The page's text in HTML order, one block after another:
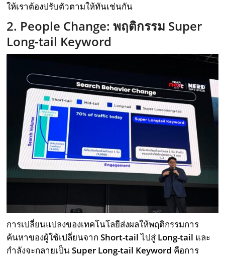
ให้เราต้องปรับตัวตามให้ทันเช่นกัน
2. People Change: พฤติกรรม Super
Long-tail Keyword
การเปลี่ยนแปลงของเทคโนโลยีส่งผลให้พฤติกรรมการ
ค้นหาของผู้ใช้เปลี่ยนจากShort-tailไปสู่ Long-tail และ
กำลังจะกลายเป็นSuper Long-tail Keyword คือการ